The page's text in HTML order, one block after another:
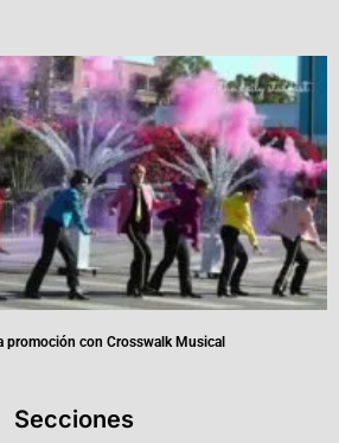
promoción con Crosswalk Musical
Secciones